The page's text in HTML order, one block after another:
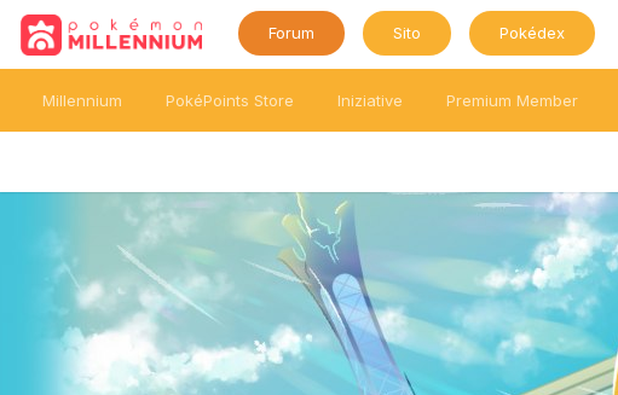
Forum Sito Pokédex
Millennium PokéPoints Store Iniziative Premium Member